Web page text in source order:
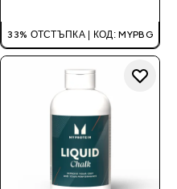
33% ОТСТЪПКА | КОД: MYPBG